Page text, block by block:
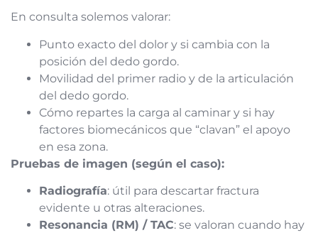
En consulta solemos valorar:
Punto exacto del dolor y si cambia con la
posición del dedo gordo.
Movilidad del primer radio y de la articulación
del dedo gordo.
Cómo repartes la carga al caminar y si hay
factores biomecánicos que “clavan” el apoyo
en esa zona.
Pruebas de imagen (según el caso):
Radiografía: útil para descartar fractura
evidente u otras alteraciones.
Resonancia (RM) / TAC: se valoran cuando hay